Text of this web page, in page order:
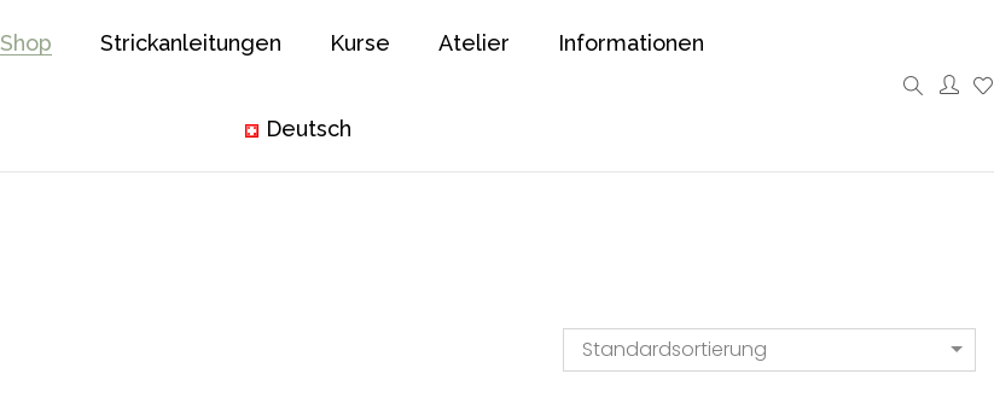
Shop Strickanleitungen Kurse Atelier Informationen
Deutsch
Standardsortierung